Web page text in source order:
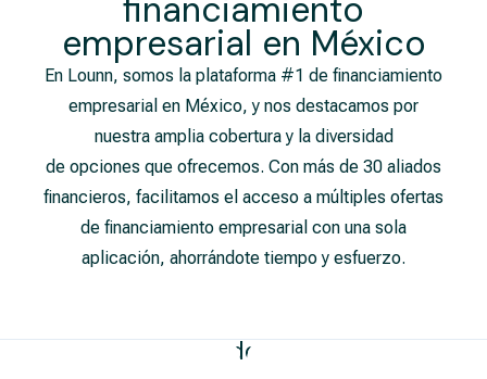
financiamiento
empresarial​ en México
En Lounn, somos la plataforma #1 de financiamiento
empresarial en México, y nos destacamos por
nuestra amplia cobertura y la diversidad
de opciones que ofrecemos. Con más de 30 aliados
financieros, facilitamos el acceso a múltiples ofertas
de financiamiento empresarial con una sola
aplicación, ahorrándote tiempo y esfuerzo.
Nuestros Aliados Financieros